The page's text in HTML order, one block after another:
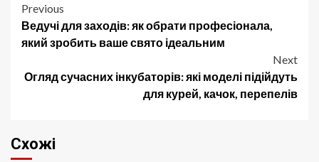
Post
navigation
Previous
Ведучі для заходів: як обрати професіонала,
який зробить ваше свято ідеальним
Next
Огляд сучасних інкубаторів: які моделі підійдуть
для курей, качок, перепелів
Схожі